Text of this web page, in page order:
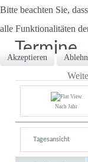
Termine
Nach Jahr
Tagesansicht
Bitte beachten Sie,
alle Funktionalitäten
Akzeptieren